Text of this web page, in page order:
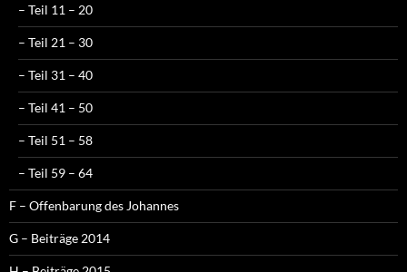
– Teil 11 – 20
– Teil 21 – 30
– Teil 31 – 40
– Teil 41 – 50
– Teil 51 – 58
– Teil 59 – 64
F – Offenbarung des Johannes
G – Beiträge 2014